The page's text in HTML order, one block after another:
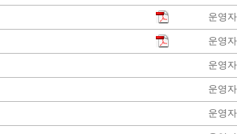
운영자
운영자
운영자
운영자
운영자